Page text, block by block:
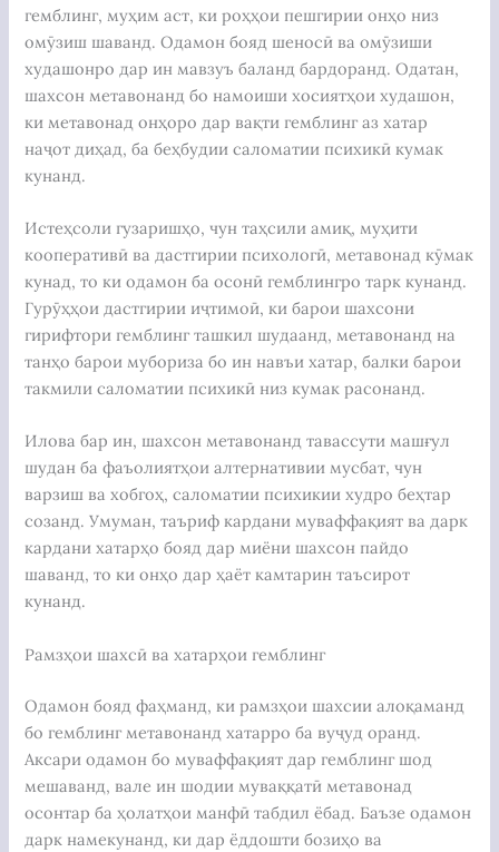
гемблинг, муҳим аст, ки роҳҳои пешгирии онҳо низ
омӯзиш шаванд. Одамон бояд шеносӣ ва омӯзиши
худашонро дар ин мавзуъ баланд бардоранд. Одатан,
шахсон метавонанд бо намоиши хосиятҳои худашон,
ки метавонад онҳоро дар вақти гемблинг аз хатар
наҷот диҳад, ба беҳбудии саломатии психикӣ кумак
кунанд.
Истеҳсоли гузаришҳо, чун таҳсили амиқ, муҳити
кооперативӣ ва дастгирии психологӣ, метавонад кӯмак
кунад, то ки одамон ба осонӣ гемблингро тарк кунанд.
Гурӯҳҳои дастгирии иҷтимоӣ, ки барои шахсони
гирифтори гемблинг ташкил шудаанд, метавонанд на
танҳо барои мубориза бо ин навъи хатар, балки барои
такмили саломатии психикӣ низ кумак расонанд.
Илова бар ин, шахсон метавонанд тавассути машғул
шудан ба фаъолиятҳои алтернативии мусбат, чун
варзиш ва хобгоҳ, саломатии психикии худро беҳтар
созанд. Умуман, таъриф кардани муваффақият ва дарк
кардани хатарҳо бояд дар миёни шахсон пайдо
шаванд, то ки онҳо дар ҳаёт камтарин таъсирот
кунанд.
Рамзҳои шахсӣ ва хатарҳои гемблинг
Одамон бояд фаҳманд, ки рамзҳои шахсии алоқаманд
бо гемблинг метавонанд хатарро ба вуҷуд оранд.
Аксари одамон бо муваффақият дар гемблинг шод
мешаванд, вале ин шодии муваққатӣ метавонад
осонтар ба ҳолатҳои манфӣ табдил ёбад. Баъзе одамон
дарк намекунанд, ки дар ёддошти бозиҳо ва